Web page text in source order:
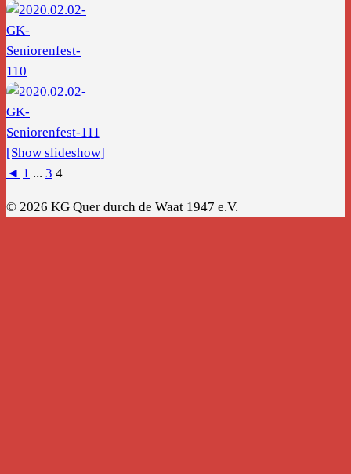
[Show slideshow]
◄ 1 ... 3 4
© 2026 KG Quer durch de Waat 1947 e.V.